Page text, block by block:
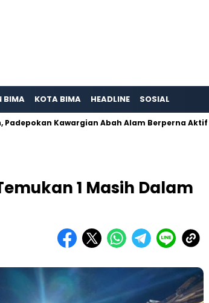
BIMA KOTA BIMA HEADLINE SOSIAL
Kawargian Abah Alam Berperna Aktif
1 Masih Dalam